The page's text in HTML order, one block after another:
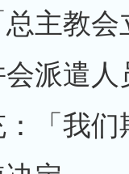
主教会
派遣人
「我们